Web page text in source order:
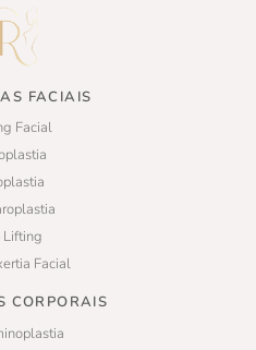
FACIAIS
Facial
Lifting
Facial
CORPORAIS